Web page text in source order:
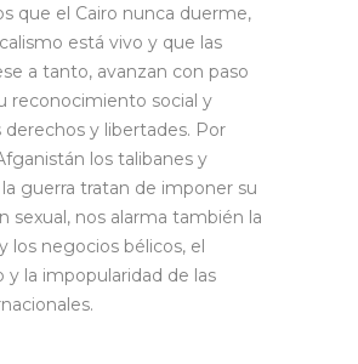
que el Cairo nunca duerme,
está vivo y que las
a tanto, avanzan con paso
reconocimiento social y
derechos y libertades. Por
los talibanes y
guerra tratan de imponer su
sexual, nos alarma también la
los negocios bélicos, el
y la impopularidad de las